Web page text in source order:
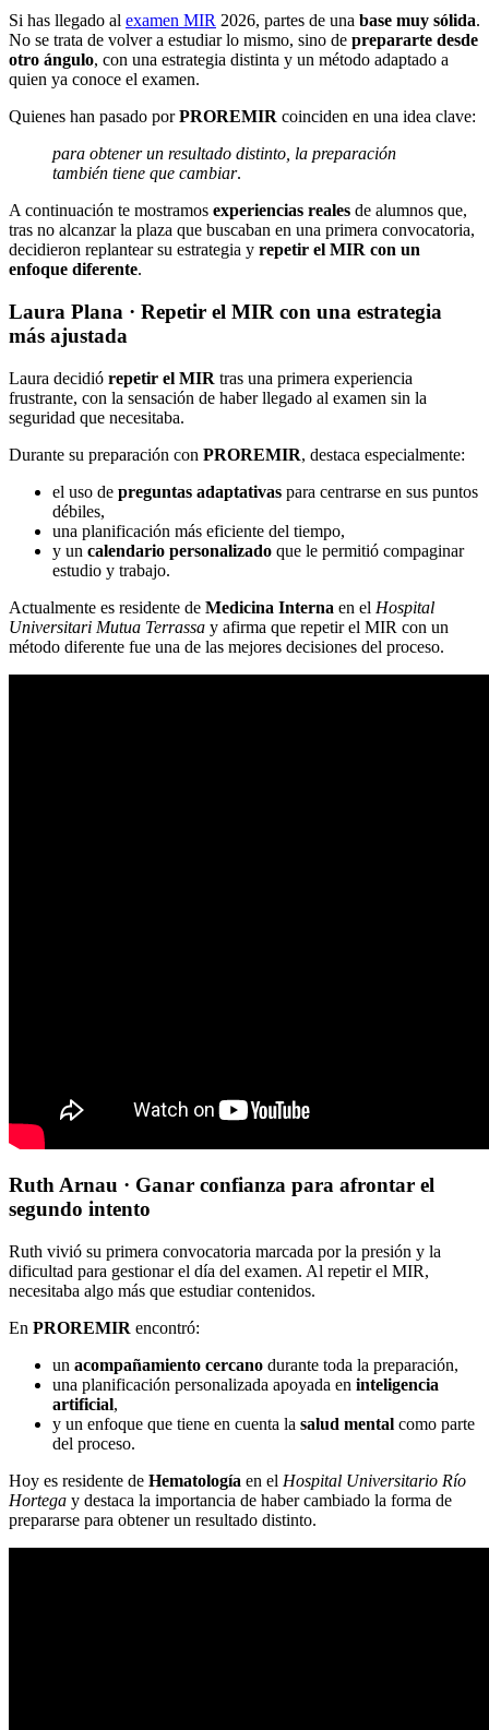
Si has llegado al examen MIR 2026, partes de una base muy sólida.
No se trata de volver a estudiar lo mismo, sino de prepararte desde
otro ángulo, con una estrategia distinta y un método adaptado a
quien ya conoce el examen.
Quienes han pasado porPROREMIR coinciden en una idea clave:
para obtener un resultado distinto, la preparación
también tiene que cambiar.
A continuación te mostramos experiencias reales de alumnos que,
tras no alcanzar la plaza que buscaban en una primera convocatoria,
decidieron replantear su estrategia y repetir el MIR con un
enfoque diferente.
Laura Plana · Repetir el MIR con una estrategia
más ajustada
Laura decidió repetir el MIR tras una primera experiencia
frustrante, con la sensación de haber llegado al examen sin la
seguridad que necesitaba.
Durante su preparación con PROREMIR, destaca especialmente:
el uso de preguntas adaptativas para centrarse en sus puntos
débiles,
una planificación más eficiente del tiempo,
y un calendario personalizado que le permitió compaginar
estudio y trabajo.
Actualmente es residente de Medicina Interna en el Hospital
Universitari Mutua Terrassa y afirma que repetir el MIR con un
método diferente fue una de las mejores decisiones del proceso.
Ruth Arnau · Ganar confianza para afrontar el
segundo intento
Ruth vivió su primera convocatoria marcada por la presión y la
dificultad para gestionar el día del examen. Al repetir el MIR,
necesitaba algo más que estudiar contenidos.
En PROREMIR encontró:
un acompañamiento cercano durante toda la preparación,
una planificación personalizada apoyada en inteligencia
artificial,
y un enfoque que tiene en cuenta la salud mental como parte
del proceso.
Hoy es residente de Hematología en el Hospital Universitario Río
Hortega y destaca la importancia de haber cambiado la forma de
prepararse para obtener un resultado distinto.